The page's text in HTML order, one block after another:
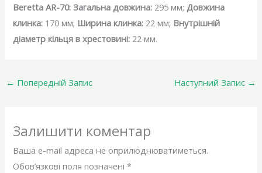
Beretta AR-70: Загальна довжина: 295 мм; Довжина
клинка: 170 мм; Ширина клинка: 22 мм; Внутрішній
діаметр кільця в хрестовині: 22 мм.
← Попередній Запис Наступний Запис →
Залишити коментар
Ваша e-mail адреса не оприлюднюватиметься.
Обов’язкові поля позначені*